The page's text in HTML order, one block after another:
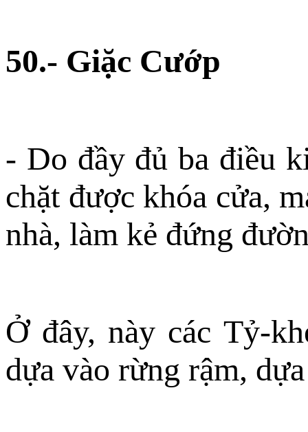
50.- Giặc Cướp
- Do đầy đủ ba điều
chặt được khóa cửa,
nhà, làm kẻ đứng
Ở đây, này các Tỷ-
dựa vào rừng rậm,